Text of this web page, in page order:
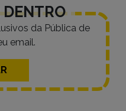
DENTRO
da Pública de
email.